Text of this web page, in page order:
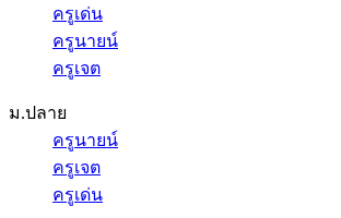
ครูเด่น
ครูนายน์
ครูเจต
ม.ปลาย
ครูนายน์
ครูเจต
ครูเด่น